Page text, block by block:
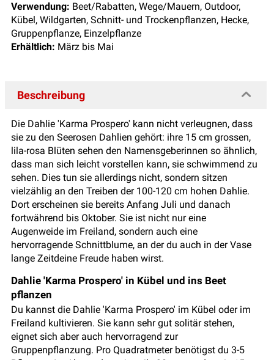
Verwendung: Beet/Rabatten, Wege/Mauern, Outdoor,
Kübel, Wildgarten, Schnitt- und Trockenpflanzen, Hecke,
Gruppenpflanze, Einzelpflanze
Erhältlich: März bis Mai
Beschreibung
Die Dahlie 'Karma Prospero' kann nicht verleugnen, dass
sie zu den Seerosen Dahlien gehört: ihre 15 cm grossen,
lila-rosa Blüten sehen den Namensgeberinnen so ähnlich,
dass man sich leicht vorstellen kann, sie schwimmend zu
sehen. Dies tun sie allerdings nicht, sondern sitzen
vielzählig an den Treiben der 100-120 cm hohen Dahlie.
Dort erscheinen sie bereits Anfang Juli und danach
fortwährend bis Oktober. Sie ist nicht nur eine
Augenweide im Freiland, sondern auch eine
hervorragende Schnittblume, an der du auch in der Vase
lange Zeitdeine Freude haben wirst.
Dahlie 'Karma Prospero' in Kübel und ins Beet
pflanzen
Du kannst die Dahlie 'Karma Prospero' im Kübel oder im
Freiland kultivieren. Sie kann sehr gut solitär stehen,
eignet sich aber auch hervorragend zur
Gruppenpflanzung. Pro Quadratmeter benötigst du 3-5